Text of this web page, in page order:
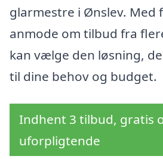
glarmestre i Ønslev. Med
anmode om tilbud fra
kan vælge den løsning,
til dine behov og budget.
Indhent 3 tilbud, gratis
uforpligtende